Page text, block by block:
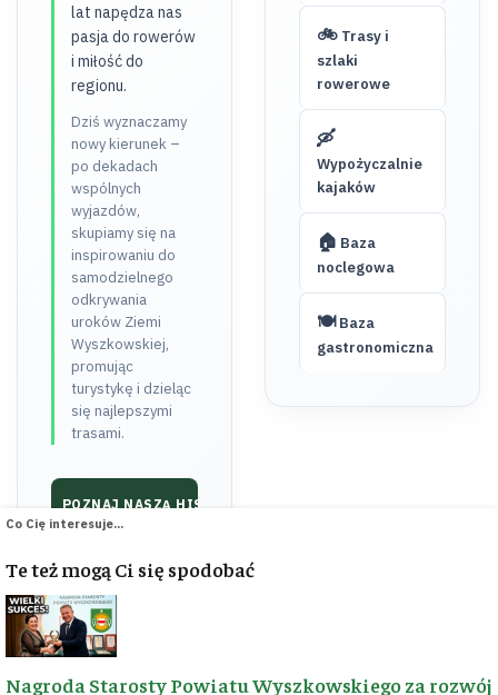
Co Cię interesuje...
Te też mogą Ci się spodobać
Nagroda Starosty Powiatu Wyszkowskiego za rozwój
lat napędza nas
pasja do rowerów
i miłość do
regionu.
Dziś wyznaczamy
nowy kierunek –
po dekadach
wspólnych
wyjazdów,
skupiamy się na
inspirowaniu do
samodzielnego
odkrywania
uroków Ziemi
Wyszkowskiej,
promując
turystykę i dzieląc
się najlepszymi
trasami.
POZNAJ NASZĄ HISTORIĘ ➔
🚲Trasy i
szlaki
rowerowe
🛶
Wypożyczalnie
kajaków
🏠 Baza
noclegowa
🍽️Baza
gastronomiczna
♥ RAZEM BUDUJEMY
WSPARCIE